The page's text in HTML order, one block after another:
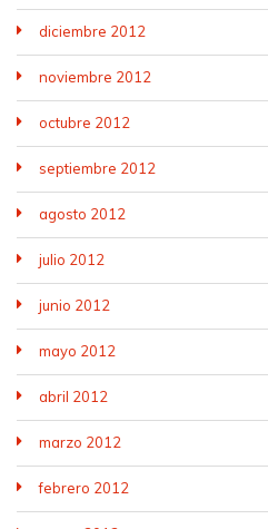
diciembre 2012
noviembre 2012
octubre 2012
septiembre 2012
agosto 2012
julio 2012
junio 2012
mayo 2012
abril 2012
marzo 2012
febrero 2012